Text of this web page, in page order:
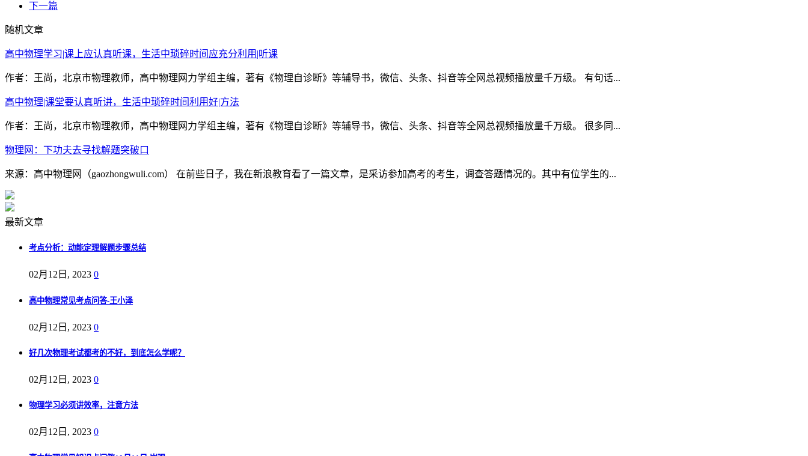
下一篇
随机文章
高中物理学习|课上应认真听课，生活中琐碎时间应充分利用|听课
作者：王尚，北京市物理教师，高中物理网力学组主编，著有《物理自诊断》等辅导书，微信、头条、抖音等全网总视频播放量千万级。 有句话...
高中物理|课堂要认真听讲，生活中琐碎时间利用好|方法
作者：王尚，北京市物理教师，高中物理网力学组主编，著有《物理自诊断》等辅导书，微信、头条、抖音等全网总视频播放量千万级。 很多同...
物理网：下功夫去寻找解题突破口
来源：高中物理网（gaozhongwuli.com） 在前些日子，我在新浪教育看了一篇文章，是采访参加高考的考生，调查答题情况的。其中有位学生的...
最新文章
考点分析：动能定理解题步骤总结
02月12日, 2023 0
高中物理常见考点问答-王小泽
02月12日, 2023 0
好几次物理考试都考的不好，到底怎么学呢？
02月12日, 2023 0
物理学习必须讲效率，注意方法
02月12日, 2023 0